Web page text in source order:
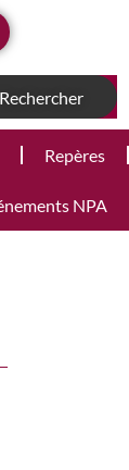
Repères
NPA